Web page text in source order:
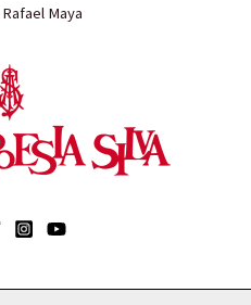
Maya